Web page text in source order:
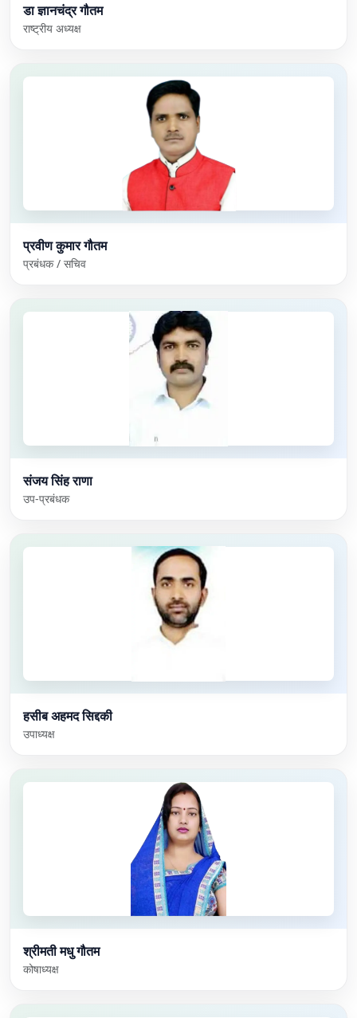
डा ज्ञानचंद्र गौतम
राष्ट्रीय अध्यक्ष
प्रवीण कुमार गौतम
प्रबंधक / सचिव
संजय सिंह राणा
उप-प्रबंधक
हसीब अहमद सिद्दकी
उपाध्यक्ष
श्रीमती मधु गौतम
कोषाध्यक्ष